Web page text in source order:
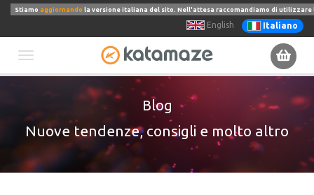
Stiamoaggiornando la versione italiana del sito. Nell'attesa raccomandiamo di utilizzare
English Italiano
Blog
Nuove tendenze, consigli e molto altro